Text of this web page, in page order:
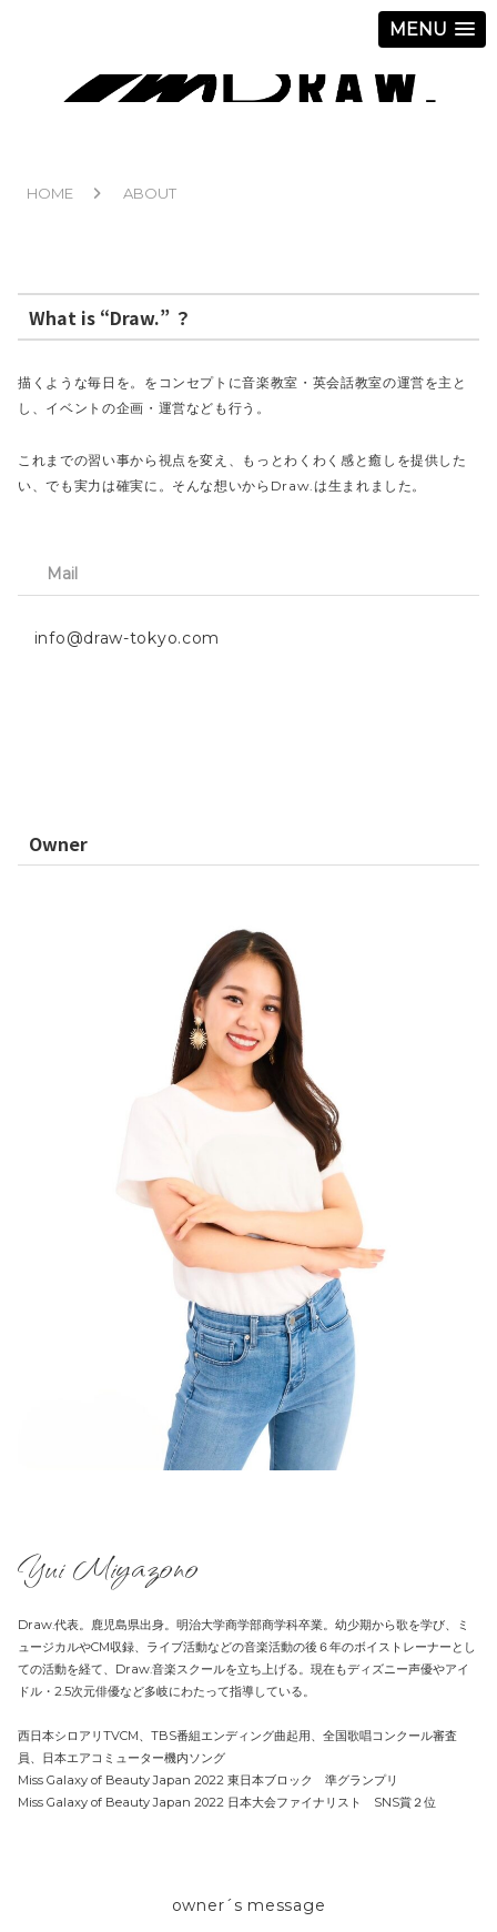
MENU
HOME ABOUT
What is “Draw.” ？
描くような毎日を。をコンセプトに音楽教室・英会話教室の運営を主と
し、イベントの企画・運営なども行う。
これまでの習い事から視点を変え、もっとわくわく感と癒しを提供した
い、でも実力は確実に。そんな想いからDraw.は生まれました。
Mail
info@draw-tokyo.com
Owner
Yui Miyazono
Draw.代表。鹿児島県出身。明治大学商学部商学科卒業。幼少期から歌を学び、ミ
ュージカルやCM収録、ライブ活動などの音楽活動の後６年のボイストレーナーとし
ての活動を経て、Draw.音楽スクールを立ち上げる。現在もディズニー声優やアイ
ドル・2.5次元俳優など多岐にわたって指導している。
西日本シロアリTVCM、TBS番組エンディング曲起用、全国歌唱コンクール審査
員、日本エアコミューター機内ソング
Miss Galaxy of Beauty Japan 2022 東日本ブロック 準グランプリ
Miss Galaxy of Beauty Japan 2022 日本大会ファイナリスト SNS賞２位
owner´s message